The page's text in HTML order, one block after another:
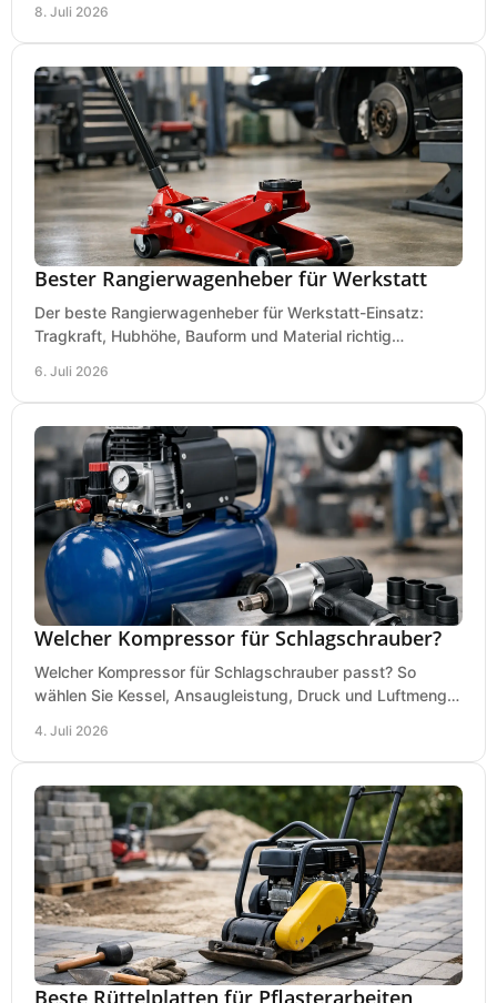
8. Juli 2026
Bester Rangierwagenheber für Werkstatt
Der beste Rangierwagenheber für Werkstatt-Einsatz:
Tragkraft, Hubhöhe, Bauform und Material richtig
6. Juli 2026
Welcher Kompressor für Schlagschrauber?
Welcher Kompressor für Schlagschrauber passt? So
wählen Sie Kessel, Ansaugleistung, Druck und Luftmenge
4. Juli 2026
Beste Rüttelplatten für Pflasterarbeiten